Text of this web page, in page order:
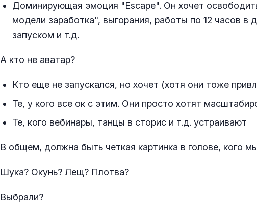
Доминирующая эмоция "Escape". Он хочет
модели заработка", выгорания, работы по 12 часов в
запуском и т.д.
А кто не аватар?
Кто еще не запускался, но хочет (хотя они тоже
Те, у кого все ок с этим. Они просто хотят
Те, кого вебинары, танцы в сторис и т.д. устраивают
В общем, должна быть четкая картинка в голове, кого
Шука? Окунь? Лещ? Плотва?
Выбрали?